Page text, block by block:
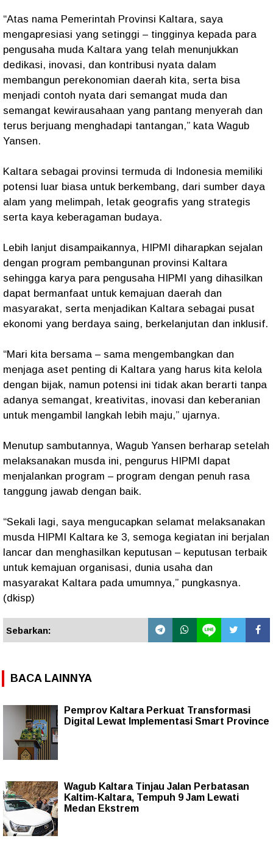
“Atas nama Pemerintah Provinsi Kaltara, saya
mengapresiasi yang setinggi – tingginya kepada para
pengusaha muda Kaltara yang telah menunjukkan
dedikasi, inovasi, dan kontribusi nyata dalam
membangun perekonomian daerah kita, serta bisa
menjadi contoh nyata dari semangat muda dan
semangat kewirausahaan yang pantang menyerah dan
terus berjuang menghadapi tantangan,” kata Wagub
Yansen.
Kaltara sebagai provinsi termuda di Indonesia memiliki
potensi luar biasa untuk berkembang, dari sumber daya
alam yang melimpah, letak geografis yang strategis
serta kaya keberagaman budaya.
Lebih lanjut disampaikannya, HIPMI diharapkan sejalan
dengan program pembangunan provinsi Kaltara
sehingga karya para pengusaha HIPMI yang dihasilkan
dapat bermanfaat untuk kemajuan daerah dan
masyarakat, serta menjadikan Kaltara sebagai pusat
ekonomi yang berdaya saing, berkelanjutan dan inklusif.
“Mari kita bersama – sama mengembangkan dan
menjaga aset penting di Kaltara yang harus kita kelola
dengan bijak, namun potensi ini tidak akan berarti tanpa
adanya semangat, kreativitas, inovasi dan keberanian
untuk mengambil langkah lebih maju,” ujarnya.
Menutup sambutannya, Wagub Yansen berharap setelah
melaksanakan musda ini, pengurus HIPMI dapat
menjalankan program – program dengan penuh rasa
tanggung jawab dengan baik.
“Sekali lagi, saya mengucapkan selamat melaksanakan
musda HIPMI Kaltara ke 3, semoga kegiatan ini berjalan
lancar dan menghasilkan keputusan – keputusan terbaik
untuk kemajuan organisasi, dunia usaha dan
masyarakat Kaltara pada umumnya,” pungkasnya.
(dkisp)
Sebarkan:
BACA LAINNYA
Pemprov Kaltara Perkuat Transformasi
Digital Lewat Implementasi Smart Province
Wagub Kaltara Tinjau Jalan Perbatasan
Kaltim-Kaltara, Tempuh 9 Jam Lewati
Medan Ekstrem